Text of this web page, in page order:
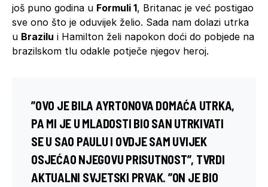
još puno godina u Formuli 1, Britanac je već postigao
sve ono što je oduvijek želio. Sada nam dolazi utrka
u Brazilu i Hamilton želi napokon doći do pobjede na
brazilskom tlu odakle potječe njegov heroj.
”OVO JE BILA AYRTONOVA DOMAĆA UTRKA,
PA MI JE U MLADOSTI BIO SAN UTRKIVATI
SE U SAO PAULU I OVDJE SAM UVIJEK
OSJEĆAO NJEGOVU PRISUTNOST”, TVRDI
AKTUALNI SVJETSKI PRVAK. ”ON JE BIO